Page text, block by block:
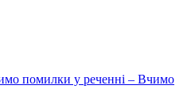
помилки у реченні – Вчимо